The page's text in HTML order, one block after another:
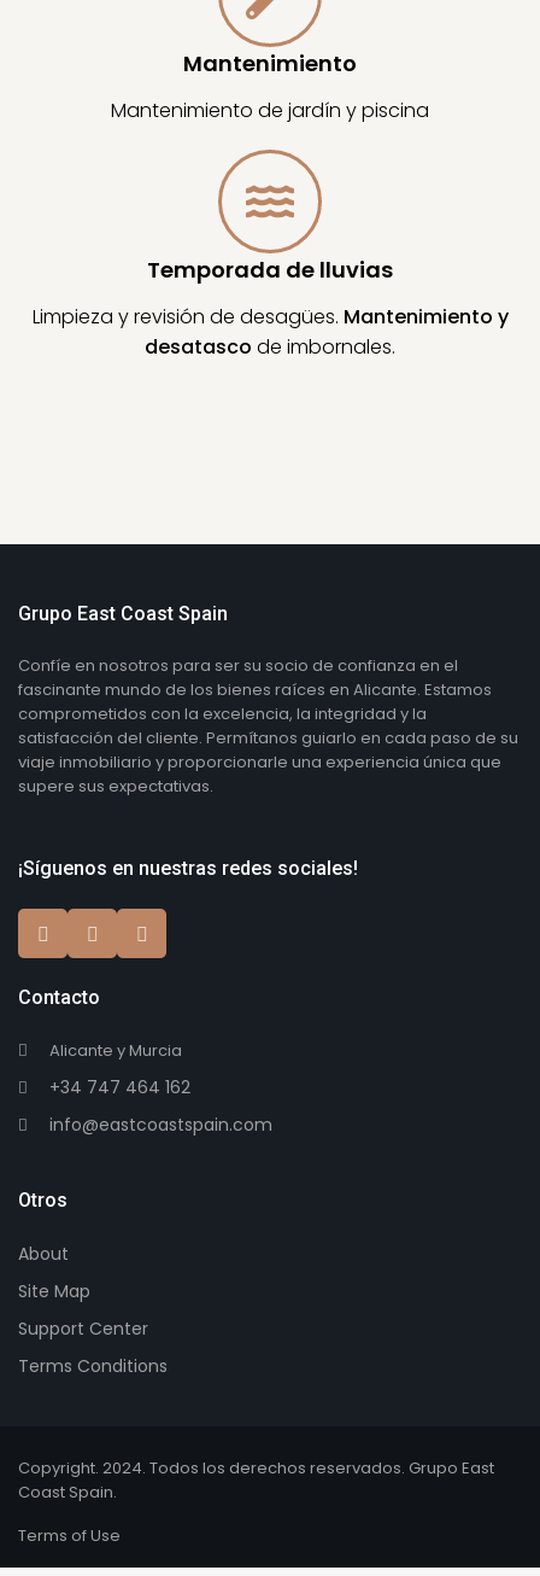
Mantenimiento
Mantenimiento de jardín y piscina
Temporada de lluvias
Limpieza y revisión de desagües. Mantenimiento y
desatasco de imbornales.
Grupo East Coast Spain
Confíe en nosotros para ser su socio de confianza en el
fascinante mundo de los bienes raíces en Alicante. Estamos
comprometidos con la excelencia, la integridad y la
satisfacción del cliente. Permítanos guiarlo en cada paso de su
viaje inmobiliario y proporcionarle una experiencia única que
supere sus expectativas.
¡Síguenos en nuestras redes sociales!
Contacto
Alicante y Murcia
+34 747 464 162
info@eastcoastspain.com
Otros
About
Site Map
Support Center
Terms Conditions
Copyright. 2024. Todos los derechos reservados. Grupo East
Coast Spain.
Terms of Use